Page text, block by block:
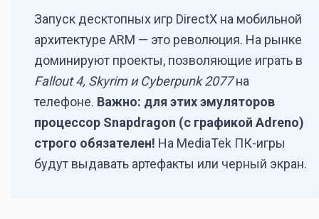
Запуск десктопных игр DirectX на мобильной
архитектуре ARM — это революция. На рынке
доминируют проекты, позволяющие играть в
Fallout 4, Skyrim и Cyberpunk 2077на
телефоне. Важно: для этих эмуляторов
процессор Snapdragon (с графикой Adreno)
строго обязателен! На MediaTek ПК-игры
будут выдавать артефакты или черный экран.